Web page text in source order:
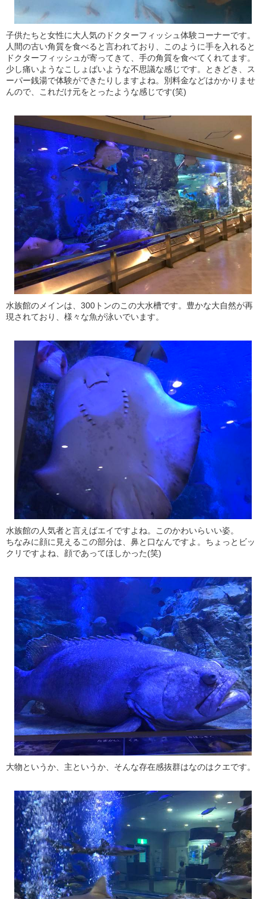
子供たちと女性に大人気のドクターフィッシュ体験コーナーです。
人間の古い角質を食べると言われており、このように手を入れると
ドクターフィッシュが寄ってきて、手の角質を食べてくれてます。
少し痛いようなこしょばいような不思議な感じです。ときどき、ス
ーパー銭湯で体験ができたりしますよね。別料金などはかかりませ
んので、これだけ元をとったような感じです(笑)
水族館のメインは、300トンのこの大水槽です。豊かな大自然が再
現されており、様々な魚が泳いでいます。
水族館の人気者と言えばエイですよね。このかわいらいい姿。
ちなみに顔に見えるこの部分は、鼻と口なんですよ。ちょっとビッ
クリですよね、顔であってほしかった(笑)
大物というか、主というか、そんな存在感抜群はなのはクエです。